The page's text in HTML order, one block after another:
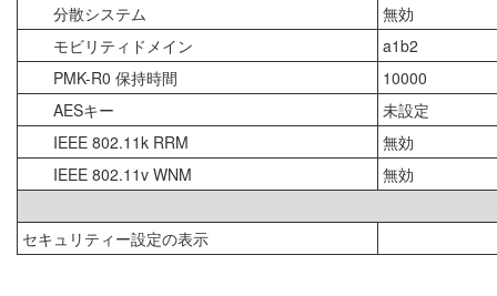
分散システム
無効
モビリティドメイン
a1b2
PMK-R0 保持時間
10000
AESキー
未設定
IEEE 802.11k RRM
無効
IEEE 802.11v WNM
無効
セキュリティー設定の表示